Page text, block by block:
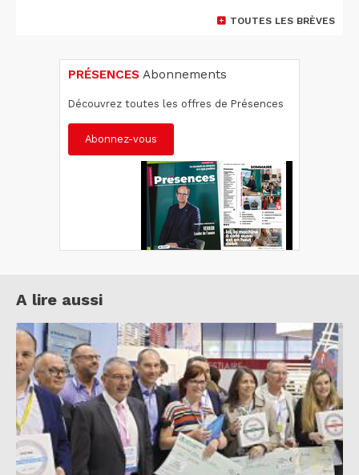
TOUTES LES BRÈVES
PRÉSENCES Abonnements
Découvrez toutes les offres de Présences
Abonnez-vous
A lire aussi